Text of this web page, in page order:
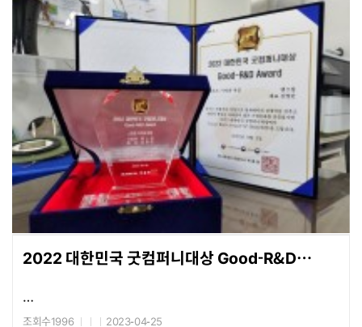
2022 대한민국 굿컴퍼니대상 Good-R&D
조회수1996 2023-04-25